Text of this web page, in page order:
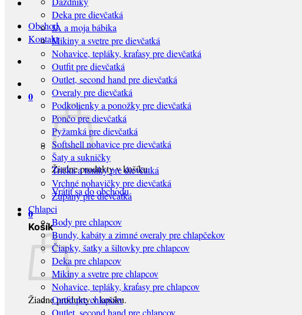
Obchod
Kontakt
0
Žiadne produkty v košíku.
Vrátiť sa do obchodu
0
Košík
Žiadne produkty v košíku.
Deka pre dievčatká
JA a moja bábika
Mikiny a svetre pre dievčatká
Nohavice, tepláky, kraťasy pre dievčatká
Outfit pre dievčatká
Outlet, second hand pre dievčatká
Overaly pre dievčatká
Podkolienky a ponožky pre dievčatká
Pončo pre dievčatká
Pyžamká pre dievčatká
Softshell nohavice pre dievčatká
Šaty a sukničky
Tričká a tuniky pre dievčatká
Vrchné nohavičky pre dievčatká
Župany pre dievčatká
Chlapci
Body pre chlapcov
Bundy, kabáty a zimné overaly pre chlapčekov
Čiapky, šatky a šiltovky pre chlapcov
Deka pre chlapcov
Mikiny a svetre pre chlapcov
Nohavice, tepláky, kraťasy pre chlapcov
Outfit pre chlapcov